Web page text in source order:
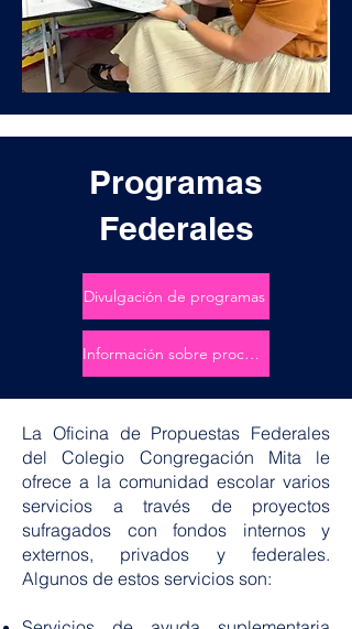
Programas
Federales
Divulgación de programas
Información sobre procesos
La Oficina de Propuestas Federales
del Colegio Congregación Mita le
ofrece a la comunidad escolar varios
servicios a través de proyectos
sufragados con fondos internos y
externos, privados y federales.
Algunos de estos servicios son: